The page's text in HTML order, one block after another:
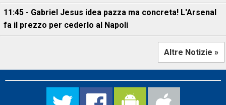
11:45 - Gabriel Jesus idea pazza ma concreta! L'Arsenal
fa il prezzo per cederlo al Napoli
Altre Notizie »